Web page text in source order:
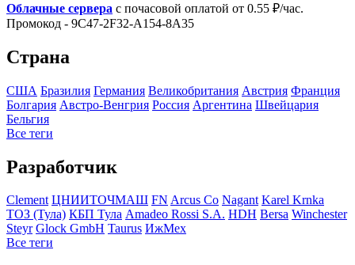
Облачные сервера с почасовой оплатой от 0.55 ₽/час.
Промокод - 9C47-2F32-A154-8A35
Страна
США Бразилия Германия Великобритания Австрия Франция
Болгария Австро-Венгрия Росcия Аргентина Швейцария
Бельгия
Все теги
Разработчик
Clement ЦНИИТОЧМАШ FN Arcus Co Nagant Karel Krnka
ТОЗ (Тула) КБП Тула Amadeo Rossi S.A. HDH Bersa Winchester
Steyr Glock GmbH Taurus ИжМех
Все теги